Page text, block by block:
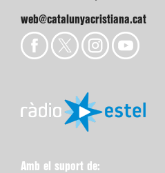
web@catalunyacristiana.cat
Amb el suport de: